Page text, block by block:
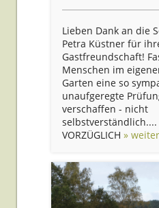
Lieben Dank an die
Petra Küstner für
Gastfreundschaft!
Menschen im
Garten eine so
unaufgeregte
verschaffen - nicht
VORZÜGLICH »